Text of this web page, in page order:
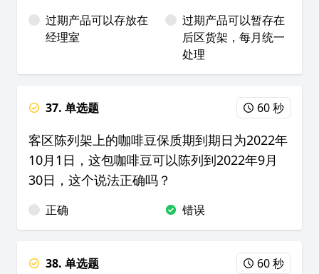
过期产品可以存放在
经理室
过期产品可以暂存在
后区货架，每月统一
处理
37. 单选题 60 秒
客区陈列架上的咖啡豆保质期到期日为2022年
10月1日，这包咖啡豆可以陈列到2022年9月
30日，这个说法正确吗？
正确 错误
38. 单选题 60 秒